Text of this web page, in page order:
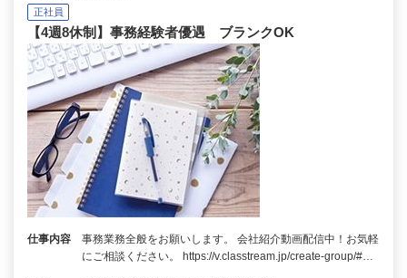
正社員
【4週8休制】事務経験者優遇 ブランクOK
仕事内容
事務業務全般をお願いします。 会社紹介動画配信中！お気軽
にご相談ください。 https://v.classtream.jp/create-group/#…